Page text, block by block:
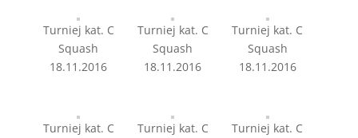
Turniej kat. C
Squash
18.11.2016
Turniej kat. C
Squash
18.11.2016
Turniej kat. C
Squash
18.11.2016
Turniej kat. C
Turniej kat. C
Turniej kat. C